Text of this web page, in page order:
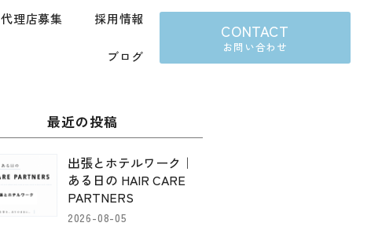
代理店募集 採用情報
ブログ
CONTACT
お問い合わせ
最近の投稿
出張とホテルワーク｜
ある日の HAIR CARE
PARTNERS
2026-08-05